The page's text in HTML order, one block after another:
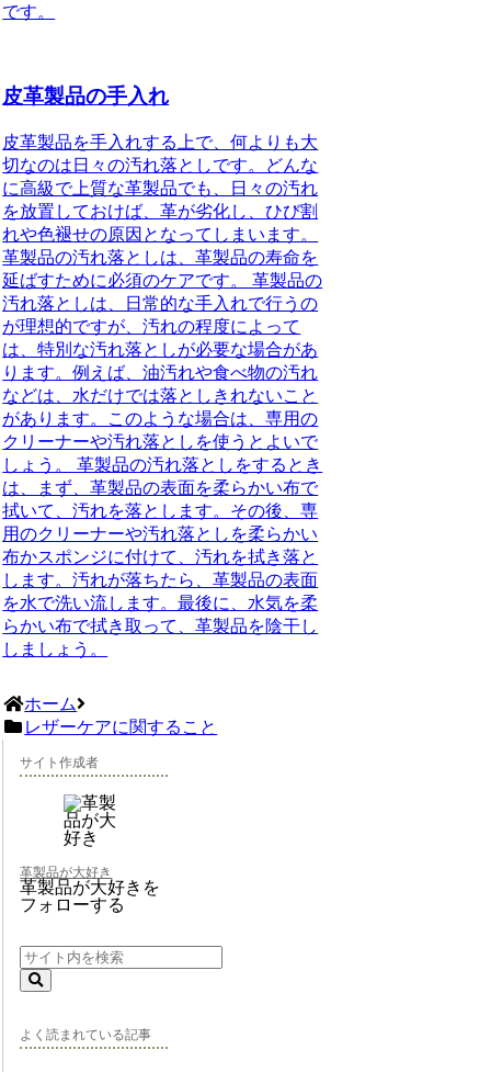
です。
皮革製品の手入れ
皮革製品を手入れする上で、何よりも大
切なのは日々の汚れ落としです。どんな
に高級で上質な革製品でも、日々の汚れ
を放置しておけば、革が劣化し、ひび割
れや色褪せの原因となってしまいます。
革製品の汚れ落としは、革製品の寿命を
延ばすために必須のケアです。 革製品の
汚れ落としは、日常的な手入れで行うの
が理想的ですが、汚れの程度によって
は、特別な汚れ落としが必要な場合があ
ります。例えば、油汚れや食べ物の汚れ
などは、水だけでは落としきれないこと
があります。このような場合は、専用の
クリーナーや汚れ落としを使うとよいで
しょう。 革製品の汚れ落としをするとき
は、まず、革製品の表面を柔らかい布で
拭いて、汚れを落とします。その後、専
用のクリーナーや汚れ落としを柔らかい
布かスポンジに付けて、汚れを拭き落と
します。汚れが落ちたら、革製品の表面
を水で洗い流します。最後に、水気を柔
らかい布で拭き取って、革製品を陰干し
しましょう。
ホーム
レザーケアに関すること
サイト作成者
革製品が大好き
革製品が大好きを
フォローする
よく読まれている記事